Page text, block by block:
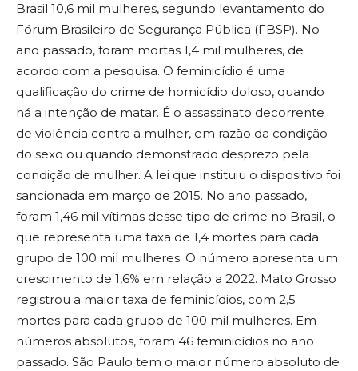
Brasil 10,6 mil mulheres, segundo levantamento do
Fórum Brasileiro de Segurança Pública (FBSP). No
ano passado, foram mortas 1,4 mil mulheres, de
acordo com a pesquisa. O feminicídio é uma
qualificação do crime de homicídio doloso, quando
há a intenção de matar. É o assassinato decorrente
de violência contra a mulher, em razão da condição
do sexo ou quando demonstrado desprezo pela
condição de mulher. A lei que instituiu o dispositivo foi
sancionada em março de 2015. No ano passado,
foram 1,46 mil vítimas desse tipo de crime no Brasil, o
que representa uma taxa de 1,4 mortes para cada
grupo de 100 mil mulheres. O número apresenta um
crescimento de 1,6% em relação a 2022. Mato Grosso
registrou a maior taxa de feminicídios, com 2,5
mortes para cada grupo de 100 mil mulheres. Em
números absolutos, foram 46 feminicídios no ano
passado. São Paulo tem o maior número absoluto de